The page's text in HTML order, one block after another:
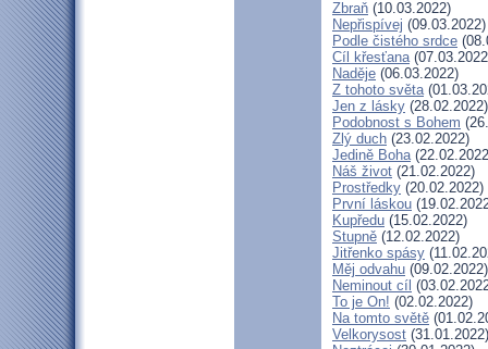
Zbraň (10.03.2022)
Nepřispívej (09.03.2022)
Podle čistého srdce
Cíl křesťana
Naděje (06.03.2022)
Z tohoto světa
Jen z lásky (28.02.2022)
Podobnost s Bohem
Zlý duch (23.02.2022)
Jedině Boha
Náš život (21.02.2022)
Prostředky (20.02.2022)
První láskou
Kupředu (15.02.2022)
Stupně (12.02.2022)
Jitřenko spásy
Měj odvahu (09.02.2022)
Neminout cíl
To je On! (02.02.2022)
Na tomto světě
Velkorysost (31.01.2022)